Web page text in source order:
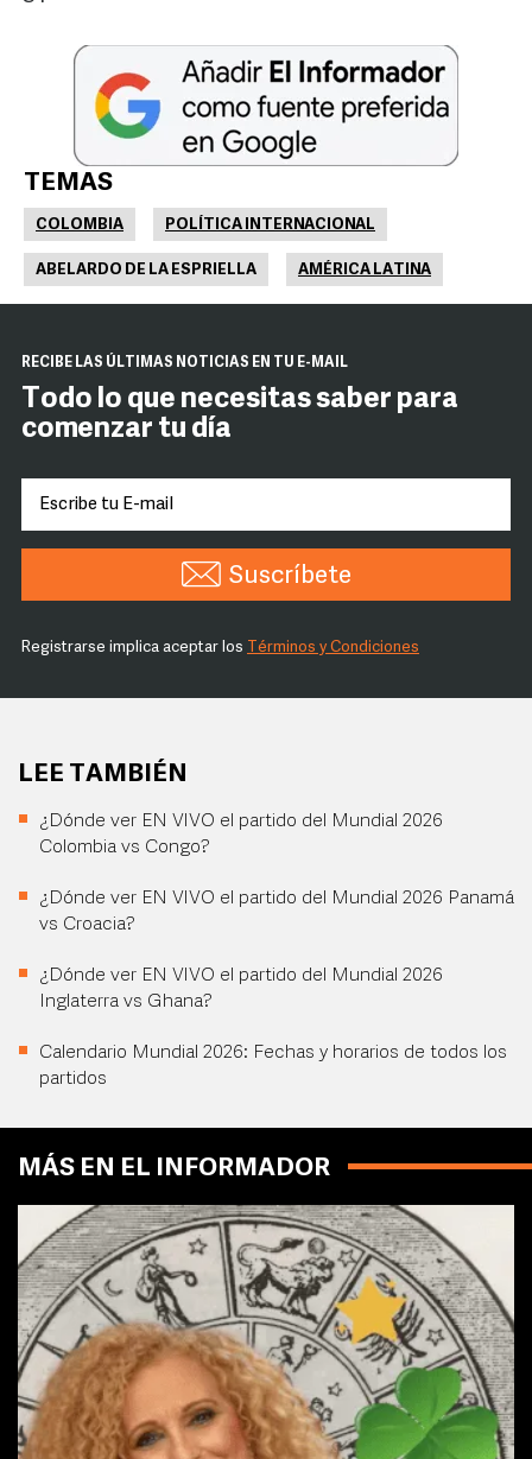
TEMAS
COLOMBIA POLÍTICA INTERNACIONAL
ABELARDO DE LA ESPRIELLA AMÉRICA LATINA
RECIBE LAS ÚLTIMAS NOTICIAS EN TU E-MAIL
Todo lo que necesitas saber para
comenzar tu día
Suscríbete
Registrarse implica aceptar los Términos y Condiciones
LEE TAMBIÉN
¿Dónde ver EN VIVO el partido del Mundial 2026
Colombia vs Congo?
¿Dónde ver EN VIVO el partido del Mundial 2026 Panamá
vs Croacia?
¿Dónde ver EN VIVO el partido del Mundial 2026
Inglaterra vs Ghana?
Calendario Mundial 2026: Fechas y horarios de todos los
partidos
MÁS EN EL INFORMADOR